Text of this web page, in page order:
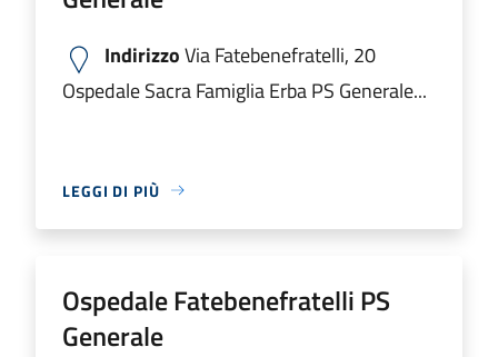
IndirizzoVia Fatebenefratelli, 20
Ospedale Sacra Famiglia Erba PS Generale...
LEGGI DI PIÙ
Ospedale Fatebenefratelli PS
Generale